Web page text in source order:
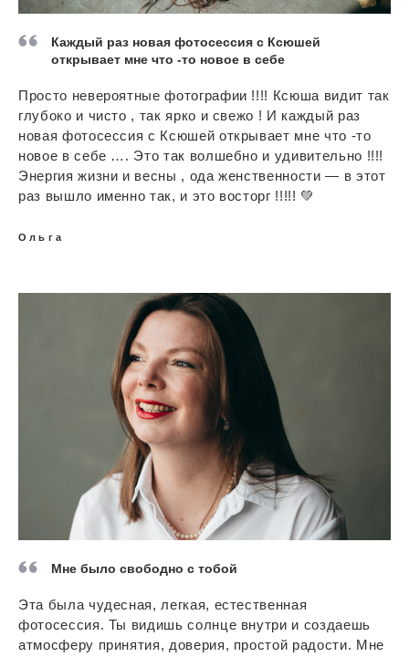
Каждый раз новая фотосессия с Ксюшей
открывает мне что -то новое в себе
Просто невероятные фотографии !!!! Ксюша видит так
глубоко и чисто , так ярко и свежо ! И каждый раз
новая фотосессия с Ксюшей открывает мне что -то
новое в себе …. Это так волшебно и удивительно !!!!
Энергия жизни и весны , ода женственности — в этот
раз вышло именно так, и это восторг !!!!! 💚
Ольга
Мне было свободно с тобой
Эта была чудесная, легкая, естественная
фотосессия. Ты видишь солнце внутри и создаешь
атмосферу принятия, доверия, простой радости. Мне